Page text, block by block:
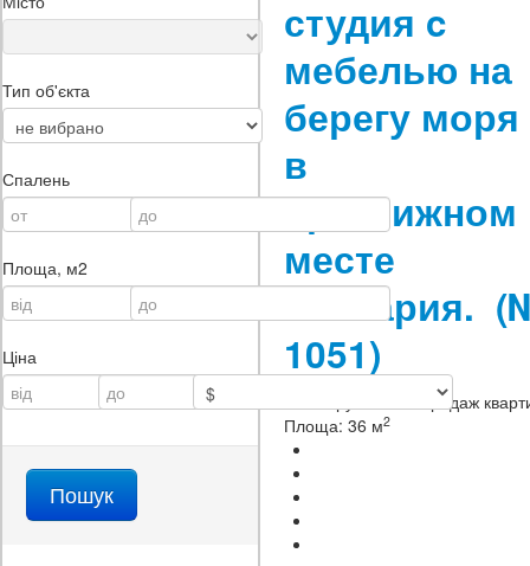
Тип об'єкта
Спалень
Площа, м2
Ціна
студия c
мебелью на
берегу моря
в
престижном
месте
Болгария.
1051)
продаж
Площа: 36 м2